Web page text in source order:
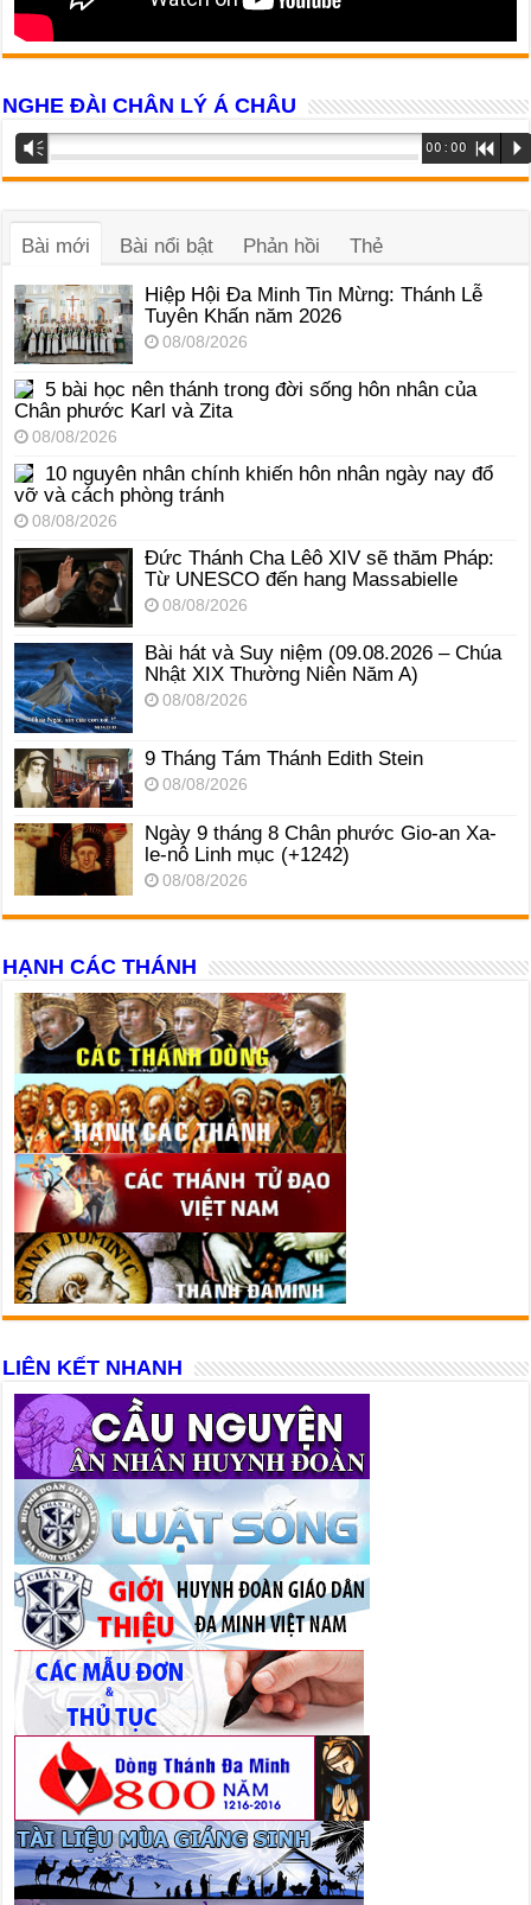
NGHE ĐÀI CHÂN LÝ Á CHÂU
Trình
phát
Vm 00:00 R P
Bài mới Bài nổi bật Phản hồi Thẻ
Hiệp Hội Đa Minh Tin Mừng: Thánh Lễ
Tuyên Khấn năm 2026
08/08/2026
5 bài học nên thánh trong đời sống hôn nhân của
Chân phước Karl và Zita
08/08/2026
10 nguyên nhân chính khiến hôn nhân ngày nay đổ
vỡ và cách phòng tránh
08/08/2026
Đức Thánh Cha Lêô XIV sẽ thăm Pháp:
Từ UNESCO đến hang Massabielle
08/08/2026
Bài hát và Suy niệm (09.08.2026 – Chúa
Nhật XIX Thường Niên Năm A)
08/08/2026
9 Tháng Tám Thánh Edith Stein
08/08/2026
Ngày 9 tháng 8 Chân phước Gio-an Xa-
le-nô Linh mục (+1242)
08/08/2026
HẠNH CÁC THÁNH
LIÊN KẾT NHANH